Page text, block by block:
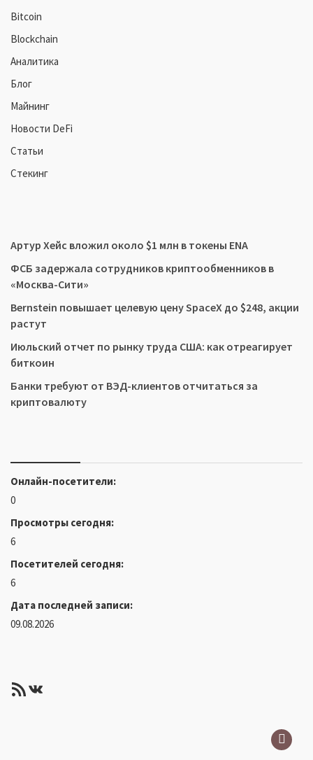
Bitcoin
Blockchain
Аналитика
Блог
Майнинг
Новости DeFi
Статьи
Стекинг
Артур Хейс вложил около $1 млн в токены ENA
ФСБ задержала сотрудников криптообменников в
«Москва-Сити»
Bernstein повышает целевую цену SpaceX до $248, акции
растут
Июльский отчет по рынку труда США: как отреагирует
биткоин
Банки требуют от ВЭД-клиентов отчитаться за
криптовалюту
Онлайн-посетители:
0
Просмотры сегодня:
6
Посетителей сегодня:
6
Дата последней записи:
09.08.2026
RSS-лентаВКонтакте